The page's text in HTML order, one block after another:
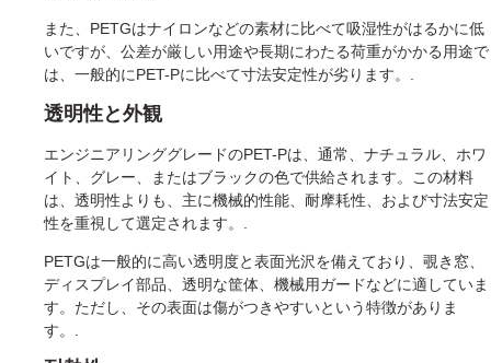
また、PETGはナイロンなどの素材に比べて吸湿性がはるかに低
いですが、公差が厳しい用途や長期にわたる荷重がかかる用途で
は、一般的にPET-Pに比べて寸法安定性が劣ります。.
透明性と外観
エンジニアリンググレードのPET-Pは、通常、ナチュラル、ホワ
イト、グレー、またはブラックの色で供給されます。この材料
は、透明性よりも、主に機械的性能、耐摩耗性、および寸法安定
性を重視して選定されます。.
PETGは一般的に高い透明度と表面光沢を備えており、覗き窓、
ディスプレイ部品、透明な筐体、機械用ガードなどに適していま
す。ただし、その表面は傷がつきやすいという特徴がありま
す。.